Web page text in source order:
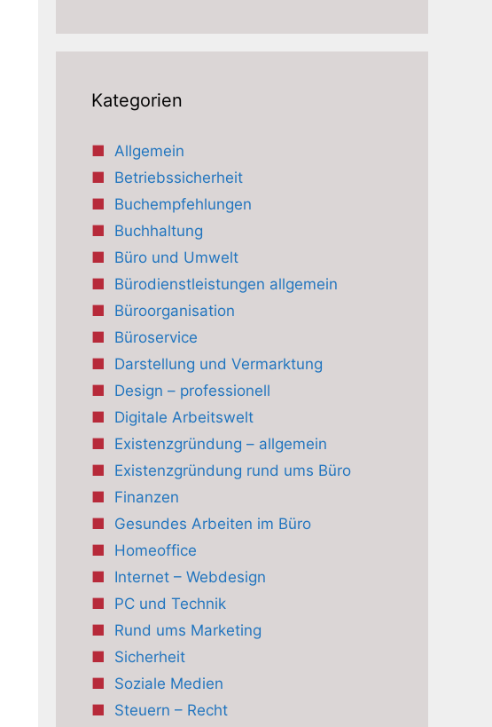
Kategorien
Allgemein
Betriebssicherheit
Buchempfehlungen
Buchhaltung
Büro und Umwelt
Bürodienstleistungen allgemein
Büroorganisation
Büroservice
Darstellung und Vermarktung
Design – professionell
Digitale Arbeitswelt
Existenzgründung – allgemein
Existenzgründung rund ums Büro
Finanzen
Gesundes Arbeiten im Büro
Homeoffice
Internet – Webdesign
PC und Technik
Rund ums Marketing
Sicherheit
Soziale Medien
Steuern – Recht